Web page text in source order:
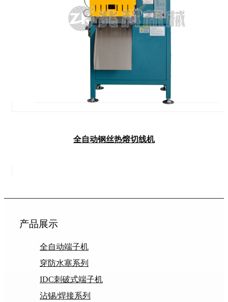
全自动钢丝热熔切线机
产品展示
全自动端子机
穿防水塞系列
IDC刺破式端子机
沾锡/焊接系列